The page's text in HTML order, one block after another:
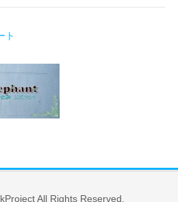
ト
All Rights Reserved.